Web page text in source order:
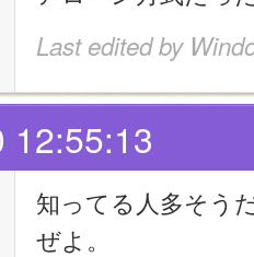
Last edited by
12:55:13
知ってる人多そう
ぜよ。